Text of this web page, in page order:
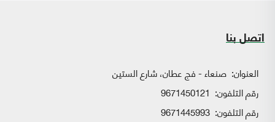
اتصل بنا
العنوان: صنعاء - فج عطان، شارع الستين
رقم التلفون: 9671450121
رقم التلفون: 9671445993